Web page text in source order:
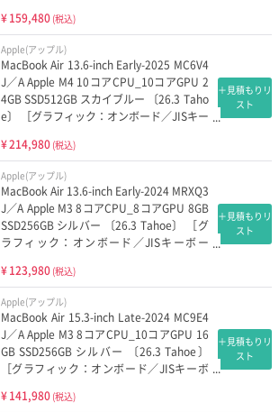
¥159,480 (税込)
Apple(アップル)
MacBook Air 13.6-inch Early-2025 MC6V4
J／A Apple M4 10コアCPU_10コアGPU 2
4GB SSD512GB スカイブルー 〔26.3 Taho
e〕 ［グラフィック：オンボード／JISキー
¥214,980 (税込)
＋見積もりリ
スト
Apple(アップル)
MacBook Air 13.6-inch Early-2024 MRXQ3
J／A Apple M3 8コアCPU_8コアGPU 8GB
SSD256GB シルバー 〔26.3 Tahoe〕 ［グ
ラフィック：オンボード／JISキーボー
¥123,980 (税込)
＋見積もりリ
スト
Apple(アップル)
MacBook Air 15.3-inch Late-2024 MC9E4
J／A Apple M3 8コアCPU_10コアGPU 16
GB SSD256GB シルバー 〔26.3 Tahoe〕
［グラフィック：オンボード／JISキーボ
¥141,980 (税込)
＋見積もりリ
スト